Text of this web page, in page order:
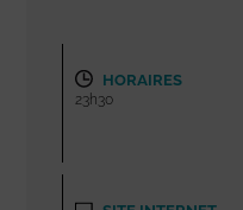
HORAIRES
23h30